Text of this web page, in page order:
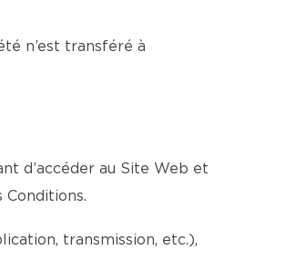
n’est transféré à
d’accéder au Site Web et
transmission, etc.),